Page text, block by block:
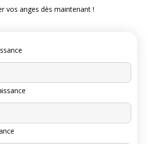
vos anges dès maintenant !